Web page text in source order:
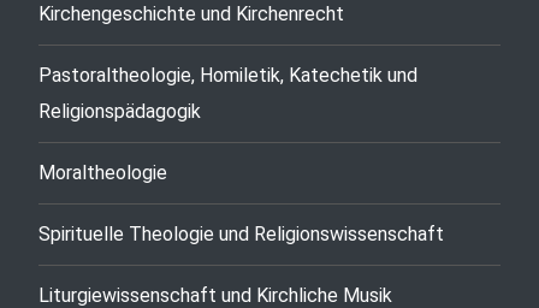
Kirchengeschichte und Kirchenrecht
Pastoraltheologie, Homiletik, Katechetik und
Religionspädagogik
Moraltheologie
Spirituelle Theologie und Religionswissenschaft
Liturgiewissenschaft und Kirchliche Musik